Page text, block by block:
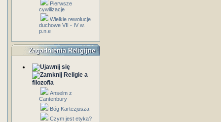
Pierwsze
cywilizacje
Wielkie rewolucje
duchowe VII - IV w.
p.n.e
Zagadnienia Religijne
Religie a
filozofia
Anselm z
Cantenbury
Bóg Kartezjusza
Czym jest etyka?